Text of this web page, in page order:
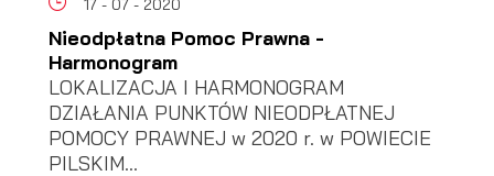
17 - 07 - 2020
Nieodpłatna Pomoc Prawna -
Harmonogram
LOKALIZACJA I HARMONOGRAM
DZIAŁANIA PUNKTÓW NIEODPŁATNEJ
POMOCY PRAWNEJ w 2020 r. w POWIECIE
PILSKIM...